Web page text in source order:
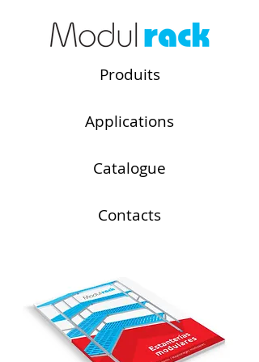
Produits
Applications
Catalogue
Contacts